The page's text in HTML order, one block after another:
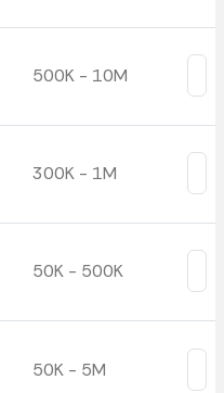
500K - 10M
300K - 1M
50K - 500K
50K - 5M